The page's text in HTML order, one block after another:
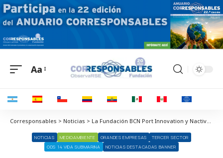
Aa
Corresponsables > Noticias > La Fundación BCN Port Innovation y Nactiva impulsan un proyecto pionero de regeneración de la biodiversidad marina en el Port de Barcelona
NOTICIAS MEDIOAMBIENTE GRANDES EMPRESAS
TERCER SECTOR
ODS 14 VIDA SUBMARINA
NOTICIAS DESTACADAS BANNER